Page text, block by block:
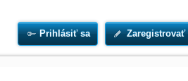
Prihlásiť sa Zaregistrovať